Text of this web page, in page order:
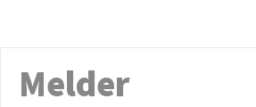
Melder